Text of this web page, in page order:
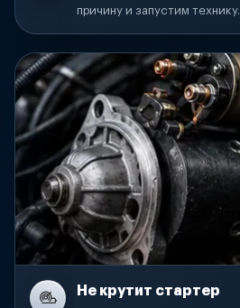
причину и запустим технику.
Не крутит стартер